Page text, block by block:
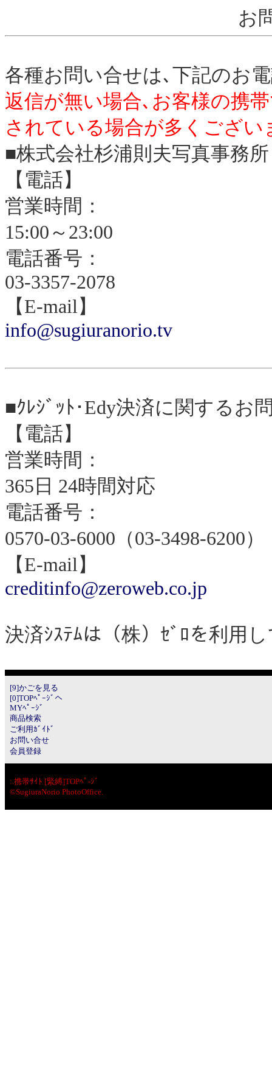
お
各種お問い合せは､下記のお
返信が無い場合､お客様の携
されている場合が多くござい
■株式会社杉浦則夫写真事務所
【電話】
営業時間：
15:00～23:00
電話番号：
03-3357-2078
【E-mail】
info@sugiuranorio.tv
■ｸﾚｼﾞｯﾄ･Edy決済に関するお
【電話】
営業時間：
365日 24時間対応
電話番号：
0570-03-6000（03-3498-6200）
【E-mail】
creditinfo@zeroweb.co.jp
決済ｼｽﾃﾑは（株）ｾﾞﾛを利用
[9]かごを見る
[0]TOPﾍﾟｰｼﾞへ
MYﾍﾟｰｼﾞ
商品検索
ご利用ｶﾞｲﾄﾞ
お問い合せ
会員登録
:.携帯ｻｲﾄ [緊縛]TOPﾍﾟ-ｼﾞ
©SugiuraNorio PhotoOffice.